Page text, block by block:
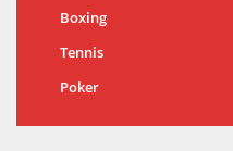
Boxing
Tennis
Poker